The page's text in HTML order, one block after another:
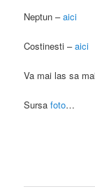
Neptun –aici
Costinesti –aici
Va mai las sa
Sursa foto…